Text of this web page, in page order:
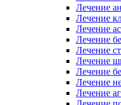
Лечение
Лечение
Лечение
Лечение
Лечение
Лечение
Лечение
Лечение
Лечение